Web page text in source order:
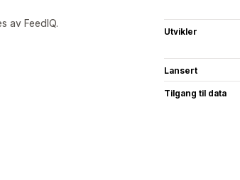
av FeedIQ.
Utvikler
Lansert
Tilgang til data